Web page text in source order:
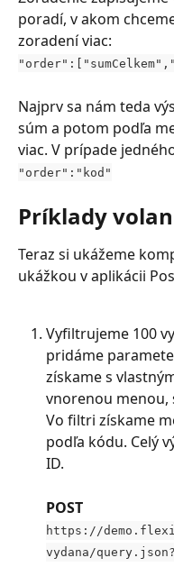
poradí, v akom
zoradení viac:
Najprv sa nám teda
súm a potom podľa
viac. V prípade
"order":"kod"
Príklady
Teraz si ukážeme
ukážkou v aplikácii
Vyfiltrujeme 100
pridáme
získame s
vnorenou menou,
Vo filtri získame
podľa kódu. Celý
ID.
POST
https://
vydana/